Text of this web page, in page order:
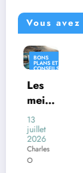
Vous
& LIFESTYLE
Pour
quoi
nes
com
juillet
2026
Charles